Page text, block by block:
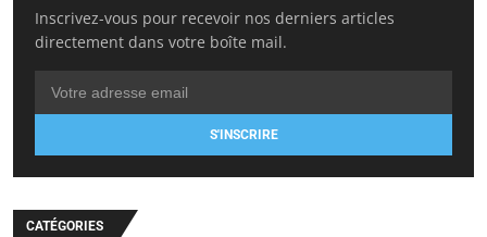
Inscrivez-vous pour recevoir nos derniers articles
directement dans votre boîte mail.
S'INSCRIRE
CATÉGORIES